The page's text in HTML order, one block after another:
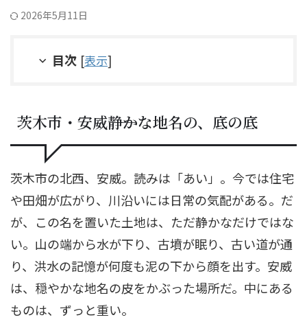
2026年5月11日
目次 [表示]
茨木市・安威――静かな地名の、底の底
茨木市の北西、安威。読みは「あい」。今では住宅
や田畑が広がり、川沿いには日常の気配がある。だ
が、この名を置いた土地は、ただ静かなだけではな
い。山の端から水が下り、古墳が眠り、古い道が通
り、洪水の記憶が何度も泥の下から顔を出す。安威
は、穏やかな地名の皮をかぶった場所だ。中にある
ものは、ずっと重い。